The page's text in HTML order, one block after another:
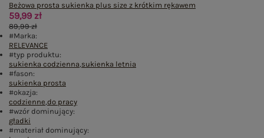
Beżowa prosta sukienka plus size z krótkim rękawem
59,99 zł
89,99 zł
#Marka:
RELEVANCE
#typ produktu:
sukienka codzienna,sukienka letnia
#fason:
sukienka prosta
#okazja:
codzienne,do pracy
#wzór dominujący:
gładki
#materiał dominujący: